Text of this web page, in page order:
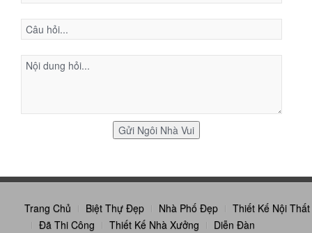
Trang Chủ Biệt Thự Đẹp Nhà Phố Đẹp
Thiết Kế Nội Thất
Đã Thi Công
Thiết Kế Nhà Xưởng Diễn Đàn